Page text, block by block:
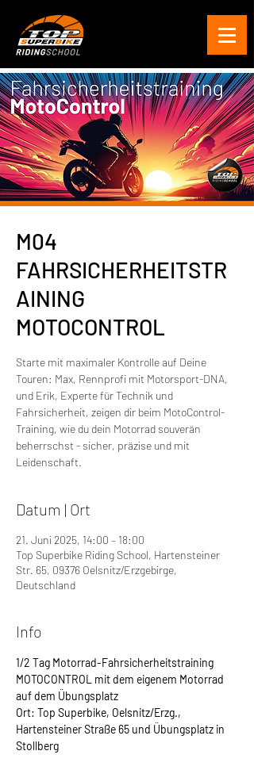
M04
FAHRSICHERHEITSTR
AINING
MOTOCONTROL
Starte mit maximaler Kontrolle auf Deine
Touren: Max, Rennprofi mit Motorsport-DNA,
und Erik, Experte für Technik und
Fahrsicherheit, zeigen dir beim MotoControl-
Training, wie du dein Motorrad souverän
beherrschst - sicher, präzise und mit
Leidenschaft.
Datum | Ort
21. Juni 2025, 14:00 – 18:00
Top Superbike Riding School, Hartensteiner
Str. 65, 09376 Oelsnitz/Erzgebirge,
Deutschland
Info
1/2 Tag Motorrad-Fahrsicherheitstraining
MOTOCONTROL mit dem eigenem Motorrad
auf dem Übungsplatz
Ort: Top Superbike, Oelsnitz/Erzg.,
Hartensteiner Straße 65 und Übungsplatz in
Stollberg